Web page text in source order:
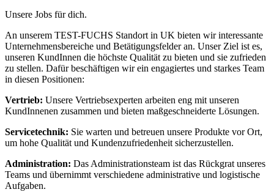
Unsere Jobs für dich.
An unserem TEST-FUCHS Standort in UK bieten wir interessante
Unternehmensbereiche und Betätigungsfelder an. Unser Ziel ist es,
unseren KundInnen die höchste Qualität zu bieten und sie zufrieden
zu stellen. Dafür beschäftigen wir ein engagiertes und starkes Team
in diesen Positionen:
Vertrieb: Unsere Vertriebsexperten arbeiten eng mit unseren
KundInnenen zusammen und bieten maßgeschneiderte Lösungen.
Servicetechnik: Sie warten und betreuen unsere Produkte vor Ort,
um hohe Qualität und Kundenzufriedenheit sicherzustellen.
Administration: Das Administrationsteam ist das Rückgrat unseres
Teams und übernimmt verschiedene administrative und logistische
Aufgaben.